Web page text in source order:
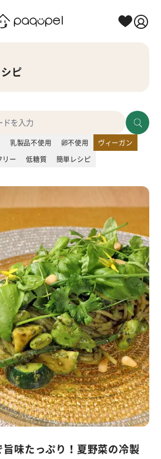
ピ
乳製品不使用 卵不使用 ヴィーガン
リー 低糖質 簡単レシピ
味たっぷり！夏野菜の冷製